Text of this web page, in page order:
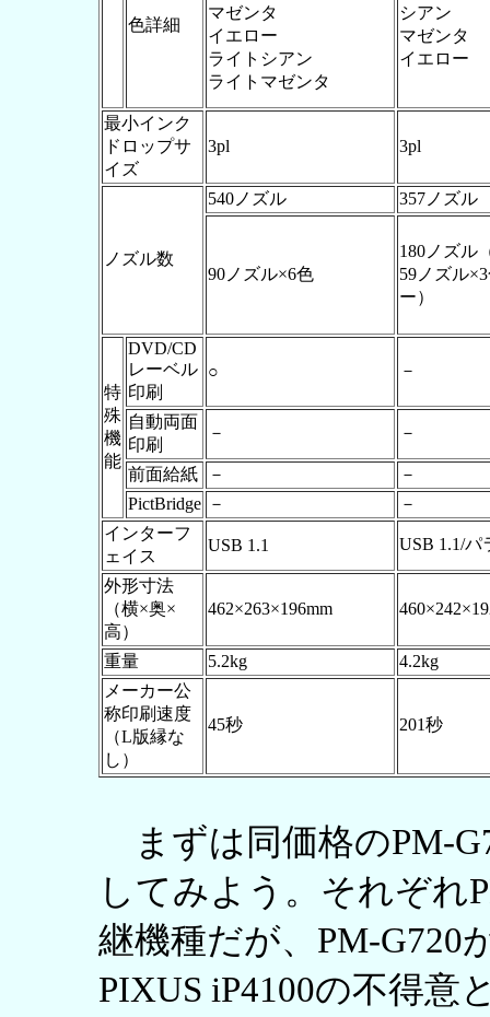
色詳細
マゼンタ
イエロー
ライトシアン
ライトマゼンタ
シアン
マゼンタ
イエロー
最小インク
ドロップサ
イズ
3pl 3pl
ノズル数
540ノズル 357ノズル
90ノズル×6色
180ノズル
59ノズル
ー）
特
殊
機
能
DVD/CD
レーベル
印刷
○ －
自動両面
印刷
－ －
前面給紙 －
－
PictBridge －
－
インターフ
ェイス
USB 1.1 USB 1.1/パ
外形寸法
（横×奥×
高）
462×263×196mm
重量 5.2kg
4.2kg
メーカー公
称印刷速度
（L版縁な
し）
45秒 201秒
まずは同価格のPM-
してみよう。それぞれ
継機種だが、PM-G720
PIXUS iP4100の不得意